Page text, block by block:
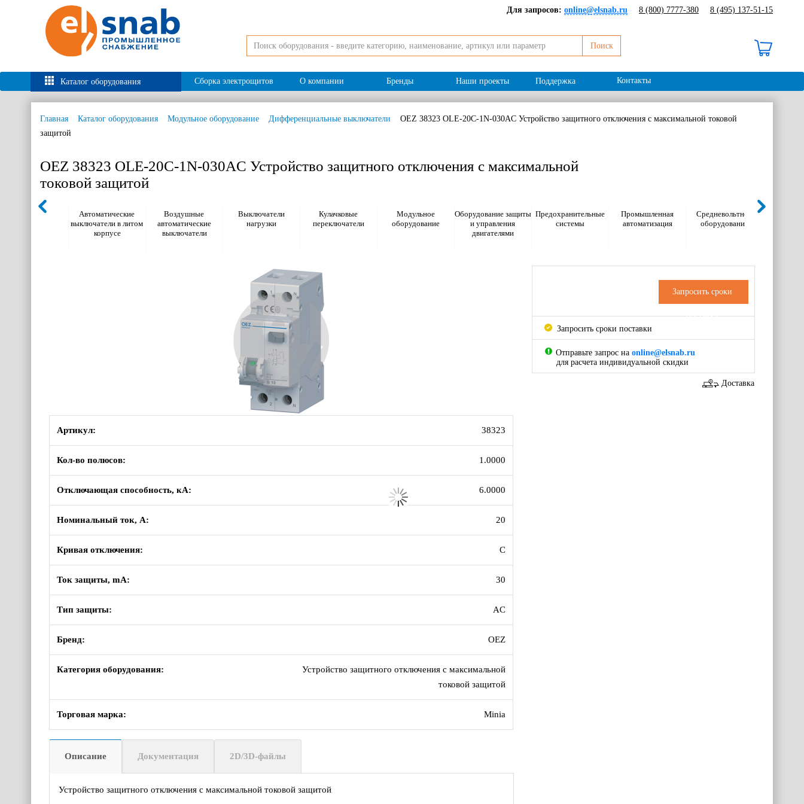
Для запросов: online@elsnab.ru 8 (800) 7777-380 8 (495) 137-51-15
Поиск
Каталог оборудования Сборка электрощитов О компании Бренды Наши проекты Поддержка Контакты
Главная Каталог оборудования Модульное оборудование Дифференциальные выключатели
OEZ 38323 OLE-20C-1N-030AC Устройство защитного отключения с максимальной токовой
защитой
OEZ 38323 OLE-20C-1N-030AC Устройство защитного отключения с максимальной
токовой защитой
Автоматические
выключатели в литом
корпусе
Воздушные
автоматические
выключатели
Выключатели
нагрузки
Кулачковые
переключатели
Модульное
оборудование
Оборудование защиты
и управления
двигателями
Предохранительные
системы
Промышленная
автоматизация
Средневольтное
оборудование
Артикул: 38323
Кол-во полюсов: 1.0000
Отключающая способность, кА: 6.0000
Номинальный ток, А: 20
Кривая отключения: C
Ток защиты, mA: 30
Тип защиты: AC
Бренд: OEZ
Категория оборудования:
Устройство защитного отключения с максимальной
токовой защитой
Торговая марка: Minia
Описание Документация 2D/3D-файлы
Устройство защитного отключения с максимальной токовой защитой
Запросить сроки
поставки
Запросить сроки поставки
Отправьте запрос на online@elsnab.ru
для расчета индивидуальной скидки
Доставка